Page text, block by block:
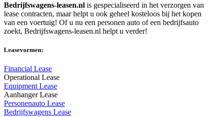
Bedrijfswagens-leasen.nl is gespecialiseerd in het verzorgen van
lease contracten, maar helpt u ook geheel kosteloos bij het kopen
van een voertuig! Of u nu een personen auto of een bedrijfsauto
zoekt, Bedrijfswagens-leasen.nl helpt u verder!
Leasevormen:
Financial Lease
Operational Lease
Equipment Lease
Aanhanger Lease
Personenauto Lease
Bedrijfswagens Lease